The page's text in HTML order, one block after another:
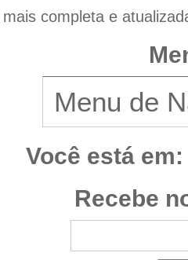
mais completa e
Você está em:
Recebe